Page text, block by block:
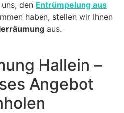
den Entrümpelung aus
haben, stellen wir Ihnen
aus.
Hallein –
Angebot